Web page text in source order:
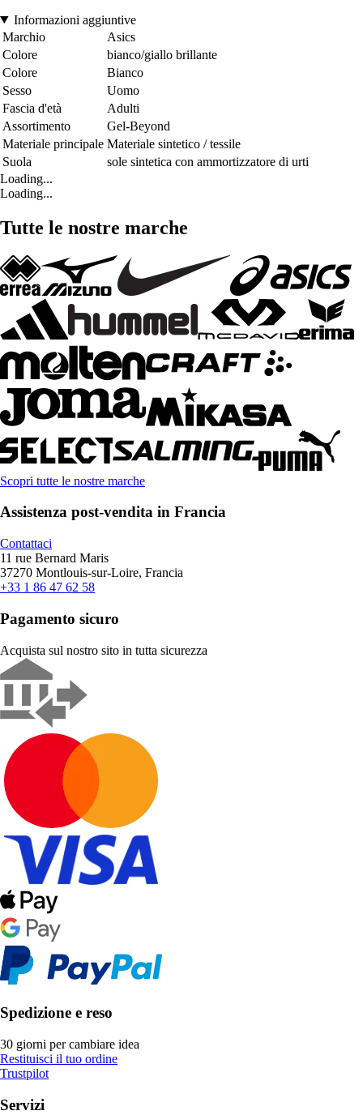
Informazioni aggiuntive
Marchio
Asics
Colore
bianco/giallo brillante
Colore
Bianco
Sesso
Uomo
Fascia d'età
Adulti
Assortimento
Gel-Beyond
Materiale principale Materiale sintetico / tessile
Suola
sole sintetica con ammortizzatore di urti
Loading...
Loading...
Tutte le nostre marche
Scopri tutte le nostre marche
Assistenza post-vendita in Francia
Contattaci
11 rue Bernard Maris
37270 Montlouis-sur-Loire, Francia
+33 1 86 47 62 58
Pagamento sicuro
Acquista sul nostro sito in tutta sicurezza
Spedizione e reso
30 giorni per cambiare idea
Restituisci il tuo ordine
Trustpilot
Servizi